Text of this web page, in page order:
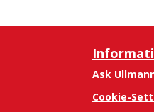
Ask
Cookie-